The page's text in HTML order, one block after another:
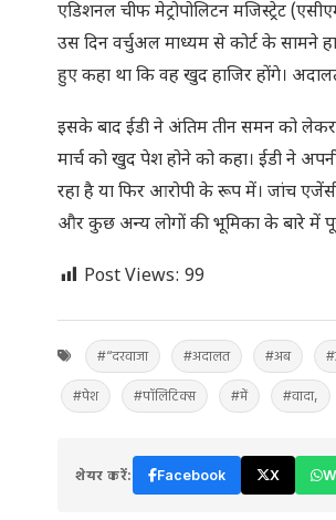
एडिशनल चीफ मेट्रोपोलिटन मजिस्ट्रेट
उस दिन वर्चुअल माध्यम से कोर्ट के सामने
हुए कहा था कि वह खुद हाजिर होंगे।
इसके बाद ईडी ने अंतिम तीन समन को लेकर
मार्च को खुद पेश होने को कहा। ईडी ने
रहा है या फिर आरोपी के रूप में। जांच
और कुछ अन्य लोगों की भूमिका के बारे में
Post Views: 99
#“दरवाजा #अदालत #अब
#पेश #पॉलिटिक्स #में #वादा,
शेयर करें: Facebook X